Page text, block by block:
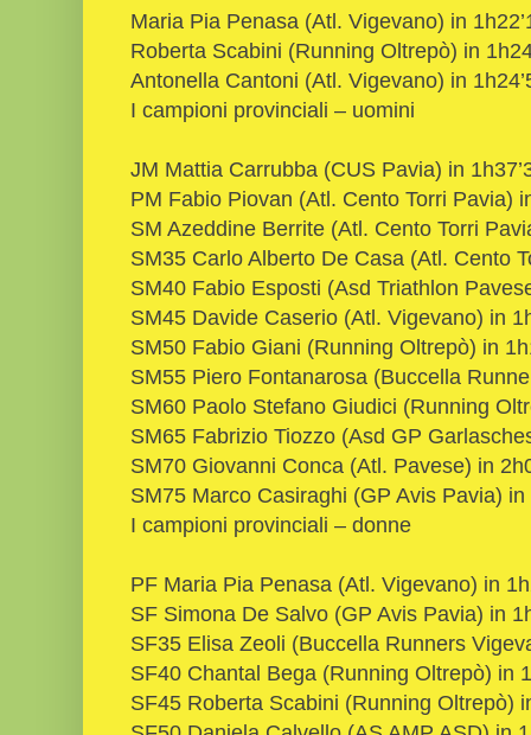
Maria Pia Penasa (Atl. Vigevano) in
Roberta Scabini (Running Oltrepò) in
Antonella Cantoni (Atl. Vigevano) in
I campioni provinciali – uomini
JM Mattia Carrubba (CUS Pavia) in
PM Fabio Piovan (Atl. Cento Torri Pavia)
SM Azeddine Berrite (Atl. Cento Torri
SM35 Carlo Alberto De Casa (Atl. Cento
SM40 Fabio Esposti (Asd Triathlon
SM45 Davide Caserio (Atl. Vigevano) in
SM50 Fabio Giani (Running Oltrepò) in
SM55 Piero Fontanarosa (Buccella
SM60 Paolo Stefano Giudici (Running
SM65 Fabrizio Tiozzo (Asd GP
SM70 Giovanni Conca (Atl. Pavese) in
SM75 Marco Casiraghi (GP Avis Pavia) in
I campioni provinciali – donne
PF Maria Pia Penasa (Atl. Vigevano) in
SF Simona De Salvo (GP Avis Pavia) in
SF35 Elisa Zeoli (Buccella Runners
SF40 Chantal Bega (Running Oltrepò) in
SF45 Roberta Scabini (Running Oltrepò)